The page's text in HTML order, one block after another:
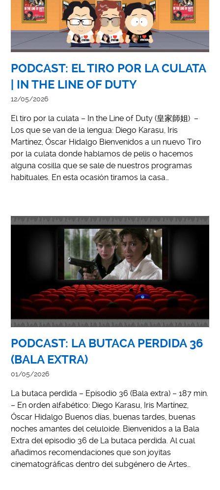
PODCAST: EL TIRO POR LA CULATA
| IN THE LINE OF DUTY
12/05/2026
El tiro por la culata – In the Line of Duty (皇家師姐) –
Los que se van de la lengua: Diego Karasu, Iris
Martínez, Óscar Hidalgo Bienvenidos a un nuevo Tiro
por la culata donde hablamos de pelis o hacemos
alguna cosilla que se sale de nuestros programas
habituales. En esta ocasión tiramos la casa…
PODCAST: LA BUTACA PERDIDA 36
(BALA EXTRA)
01/05/2026
La butaca perdida – Episodio 36 (Bala extra) – 187 min.
– En orden alfabético: Diego Karasu, Iris Martínez,
Óscar Hidalgo Buenos días, buenas tardes, buenas
noches amantes del celuloide. Bienvenidos a la Bala
Extra del episodio 36 de La butaca perdida. Al cual
añadimos recomendaciones que son joyitas
cinematográficas dentro del subgénero de Artes…